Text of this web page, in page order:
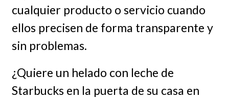
cualquier producto o servicio cuando
ellos precisen de forma transparente y
sin problemas.
¿Quiere un helado con leche de
Starbucks en la puerta de su casa en